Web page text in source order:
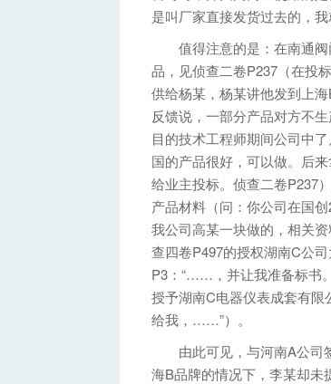
是叫厂家直接发货过去的，
值得注意的是：在南通阀
品，见侦查二卷P237（在投
供给杨某，杨某讲他发到上
反馈说，一部分产品对方不
目的技术工程师期间公司中
国的产品很好，可以做。后
给业主投标。侦查二卷P237
产品材料（问：你公司在国
我公司高某一块做的，相关
查四卷P497的授权湖南C公
P3：“……，并让我准备标书
授予湖南C电器仪表成套有
给我，……”）。
由此可见，与河南A公司
海B品牌的情况下，李某却未